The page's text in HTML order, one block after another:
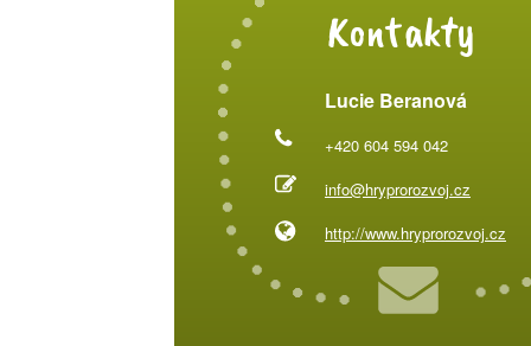
Kontakty
Lucie Beranová
+420 604 594 042
info@hryprorozvoj.cz
http://www.hryprorozvoj.cz